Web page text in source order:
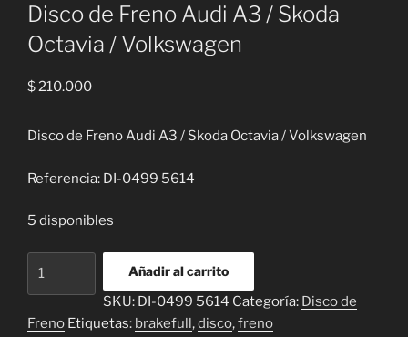
Disco de Freno Audi A3 / Skoda
Octavia / Volkswagen
$210.000
Disco de Freno Audi A3 / Skoda Octavia / Volkswagen
Referencia: DI-0499 5614
5 disponibles
Audi
Añadir al carrito
SKU: DI-0499 5614 Categoría: Disco de
Freno Etiquetas: brakefull,disco,freno